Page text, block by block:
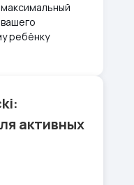
ребёнку
активных